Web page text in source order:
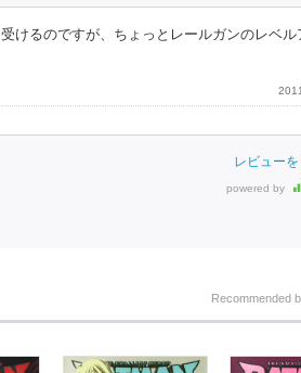
けるのですが、ちょっとレールガンのレベル
レビュー
powered by
Recommended